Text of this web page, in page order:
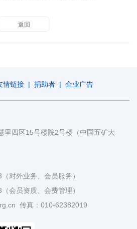
返回
情链接 | 捐助者 | 企业广告
里四区15号楼院2号楼（中国五矿大
对外业务、会员服务）
会员资质、会费管理）
传真：010-62382019